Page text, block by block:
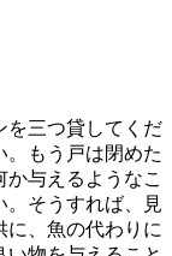
を三つ貸してくだ
もう戸は閉めた
与えるようなこ
。そうすれば、見
、魚の代わりに